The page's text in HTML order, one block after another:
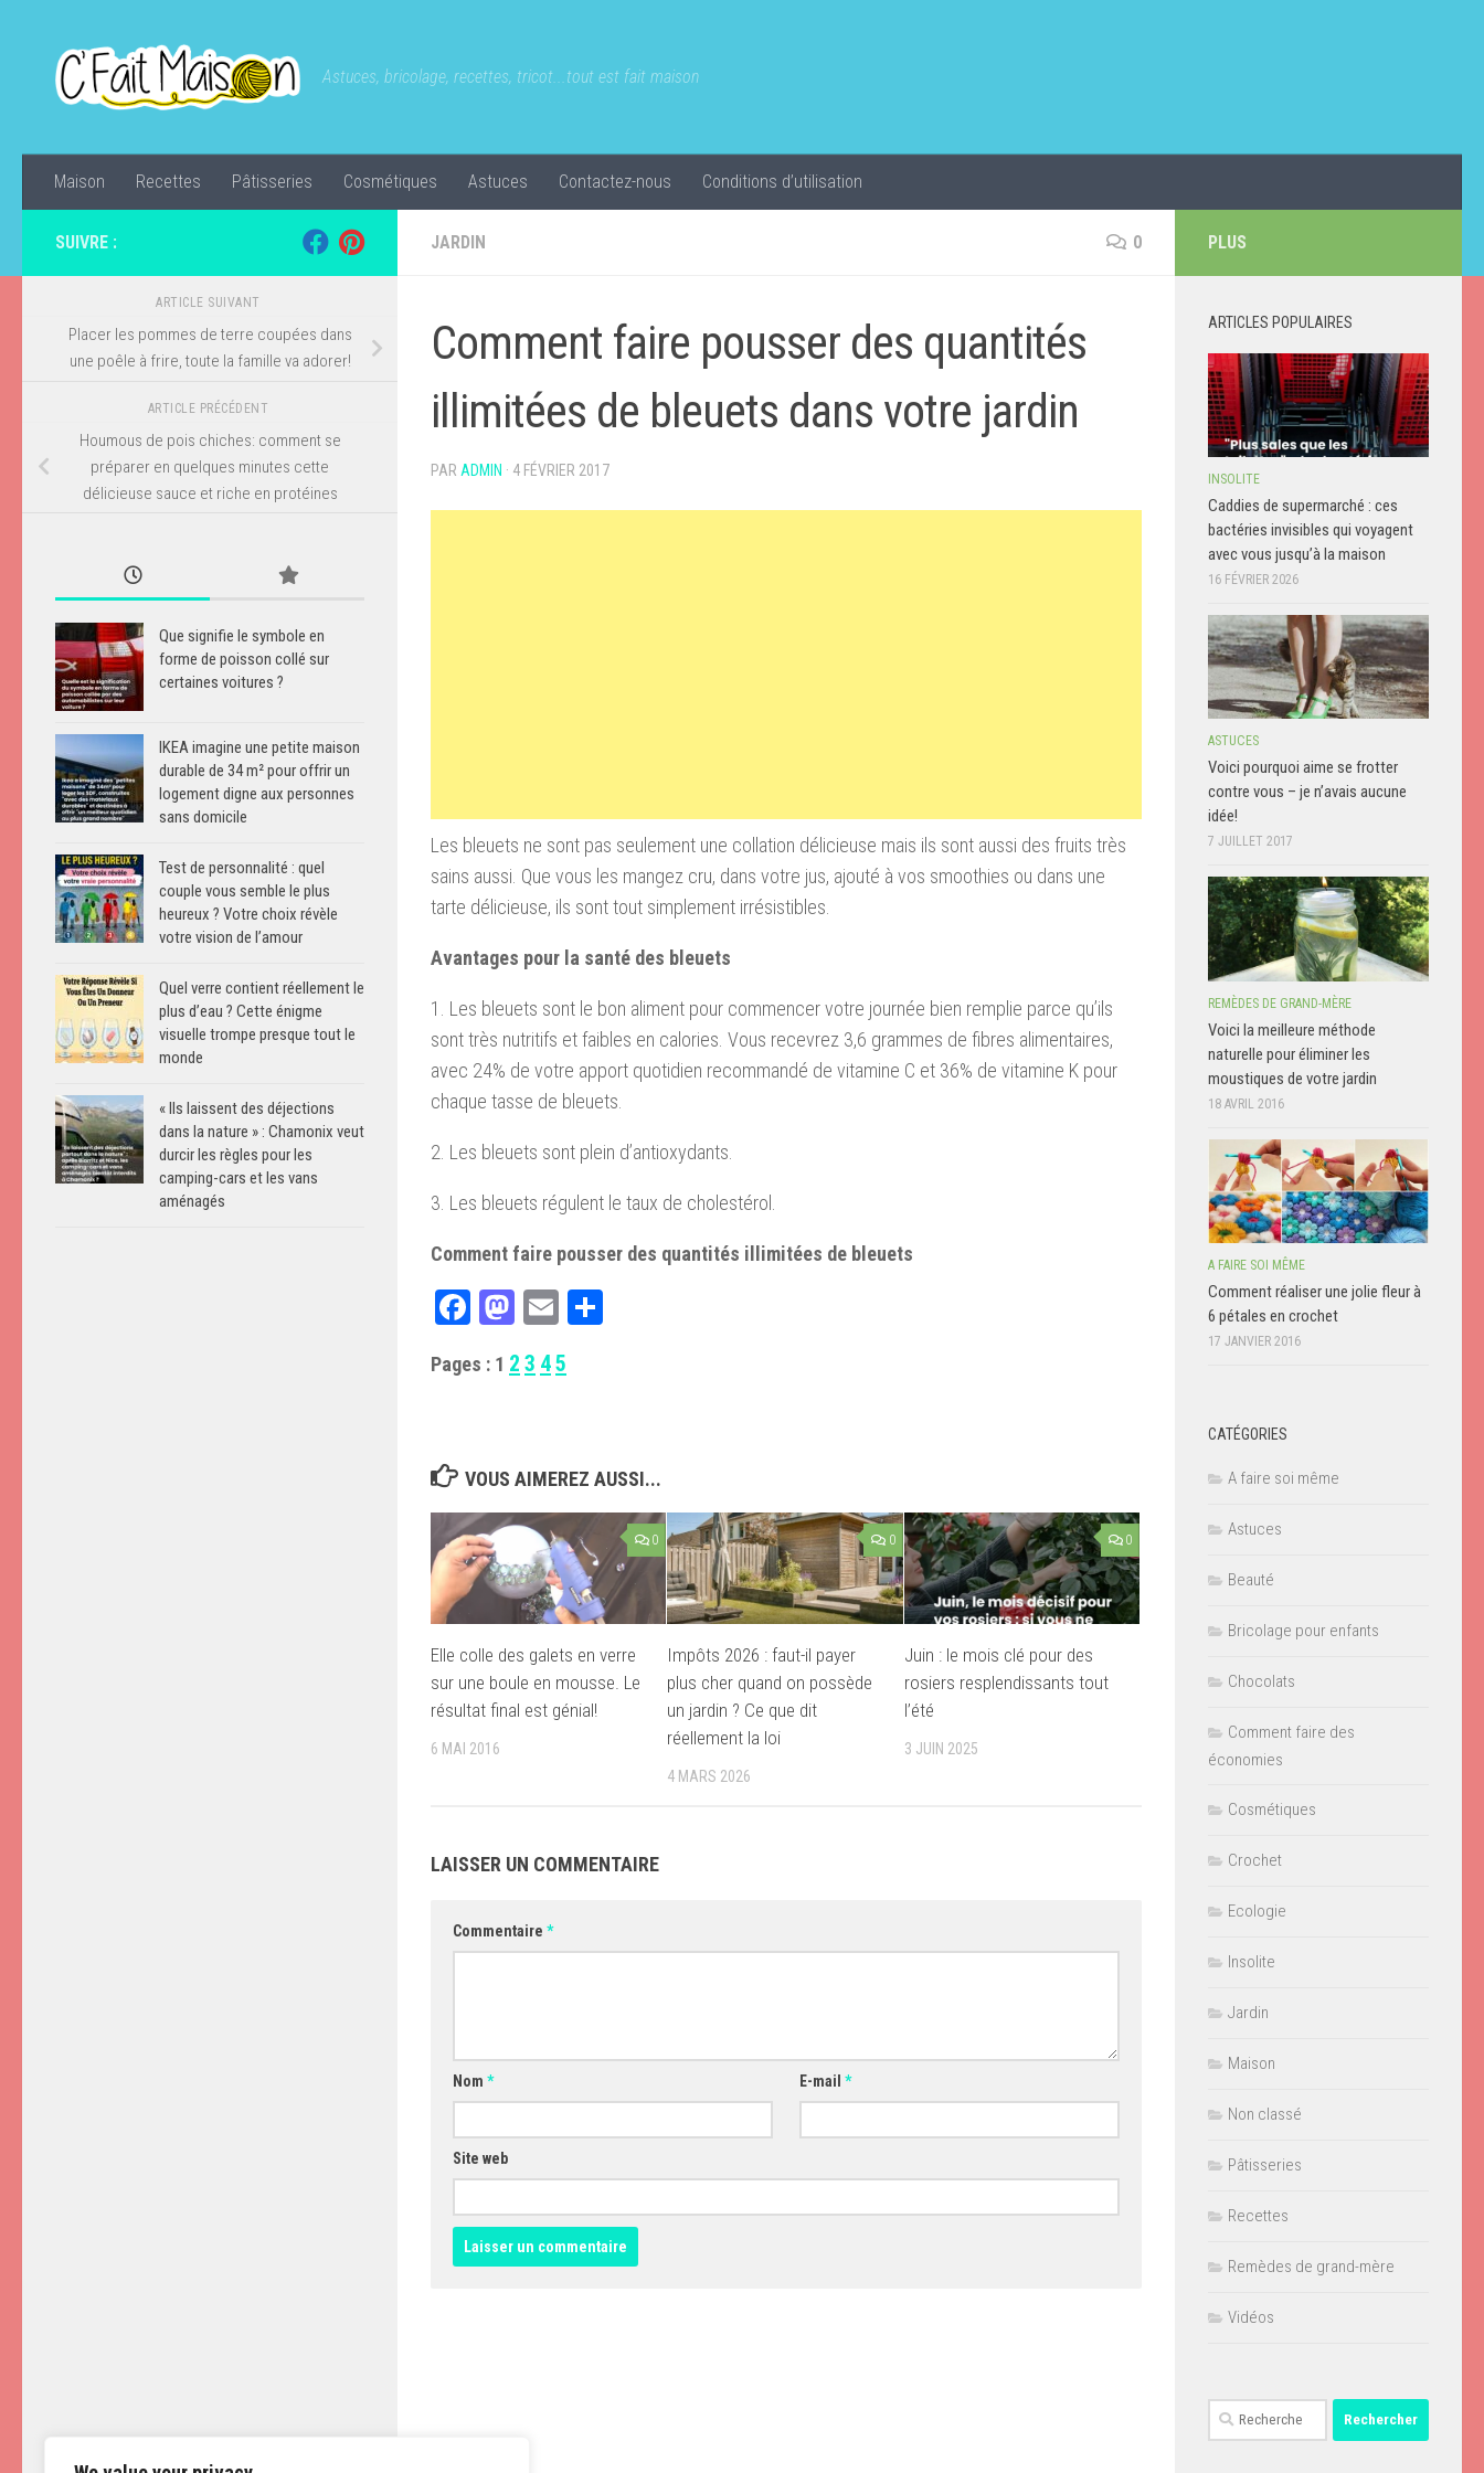
Astuces, bricolage, recettes, tricot...tout est fait maison
Maison Recettes Pâtisseries Cosmétiques Astuces Contactez-nous Conditions d’utilisation
JARDIN 0
Comment faire pousser des quantités
illimitées de bleuets dans votre jardin
PAR ADMIN · 4 FÉVRIER 2017
Les bleuets ne sont pas seulement une collation délicieuse mais ils sont aussi des fruits très
sains aussi. Que vous les mangez cru, dans votre jus, ajouté à vos smoothies ou dans une
tarte délicieuse, ils sont tout simplement irrésistibles.
Avantages pour la santé des bleuets
1. Les bleuets sont le bon aliment pour commencer votre journée bien remplie parce qu’ils
sont très nutritifs et faibles en calories. Vous recevrez 3,6 grammes de fibres alimentaires,
avec 24% de votre apport quotidien recommandé de vitamine C et 36% de vitamine K pour
chaque tasse de bleuets.
2. Les bleuets sont plein d’antioxydants.
3. Les bleuets régulent le taux de cholestérol.
Comment faire pousser des quantités illimitées de bleuets
Facebook
Mastodon
Email
Pages : 1 2 3 45
VOUS AIMEREZ AUSSI...
0
Elle colle des galets en verre
sur une boule en mousse. Le
résultat final est génial!
6 MAI 2016
0
Impôts 2026 : faut-il payer
plus cher quand on possède
un jardin ? Ce que dit
réellement la loi
4 MARS 2026
0
Juin : le mois clé pour des
rosiers resplendissants tout
l’été
3 JUIN 2025
LAISSER UN COMMENTAIRE
Commentaire *
Nom * E-mail*
Site web
SUIVRE :
ARTICLE SUIVANT
Placer les pommes de terre coupées dans
une poêle à frire, toute la famille va adorer!
ARTICLE PRÉCÉDENT
Houmous de pois chiches: comment se
préparer en quelques minutes cette
délicieuse sauce et riche en protéines
Que signifie le symbole en
forme de poisson collé sur
certaines voitures ?
IKEA imagine une petite maison
durable de 34 m² pour offrir un
logement digne aux personnes
sans domicile
Test de personnalité : quel
couple vous semble le plus
heureux ? Votre choix révèle
votre vision de l’amour
Quel verre contient réellement le
plus d’eau ? Cette énigme
visuelle trompe presque tout le
monde
« Ils laissent des déjections
dans la nature » : Chamonix veut
durcir les règles pour les
camping-cars et les vans
aménagés
PLUS
ARTICLES POPULAIRES
INSOLITE
Caddies de supermarché : ces
bactéries invisibles qui voyagent
avec vous jusqu’à la maison
16 FÉVRIER 2026
ASTUCES
Voici pourquoi aime se frotter
contre vous – je n’avais aucune
idée!
7 JUILLET 2017
REMÈDES DE GRAND-MÈRE
Voici la meilleure méthode
naturelle pour éliminer les
moustiques de votre jardin
18 AVRIL 2016
A FAIRE SOI MÊME
Comment réaliser une jolie fleur à
6 pétales en crochet
17 JANVIER 2016
CATÉGORIES
A faire soi même
Astuces
Beauté
Bricolage pour enfants
Chocolats
Comment faire des
économies
Cosmétiques
Crochet
Ecologie
Insolite
Jardin
Maison
Non classé
Pâtisseries
Recettes
Remèdes de grand-mère
Vidéos
Rechercher :